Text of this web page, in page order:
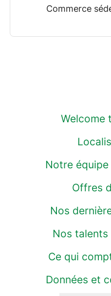
Commerce
Welcome
Notre
Offres
Nos
Nos
Ce qui
Données et